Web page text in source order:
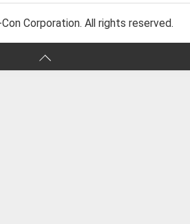
Corporation. All rights reserved.